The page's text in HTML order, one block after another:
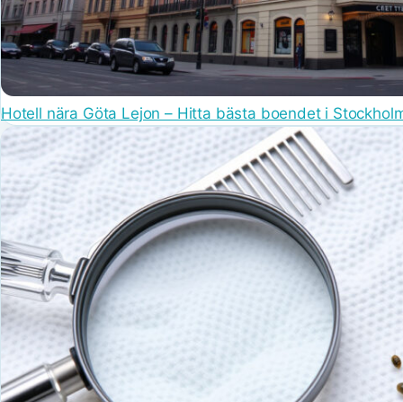
Hotell nära Göta Lejon – Hitta bästa boendet i